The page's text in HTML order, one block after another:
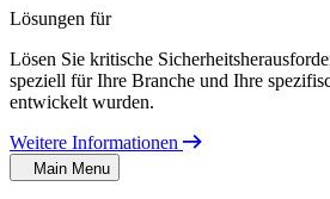
Lösungen für
Lösen Sie kritische
speziell für Ihre Branche und Ihre
entwickelt wurden.
Weitere Informationen
Main Menu